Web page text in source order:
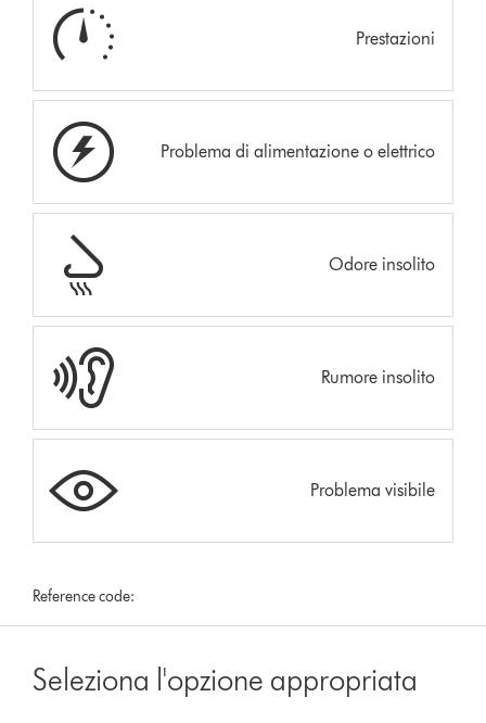
Prestazioni
Problema di alimentazione o elettrico
Odore insolito
Rumore insolito
Problema visibile
Reference code:
Seleziona l'opzione appropriata